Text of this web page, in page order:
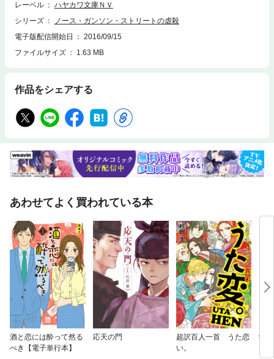
レーベル
ハヤカワ文庫ＮＶ
シリーズ
ノース・ガンソン・ストリートの虐殺
電子版配信開始日
2016/09/15
ファイルサイズ
1.63 MB
作品をシェアする
あわせてよく買われている本
酒と恋には酔って然る
べき【電子単行本】
応天の門
超訳百人一首 うた恋
い。
学